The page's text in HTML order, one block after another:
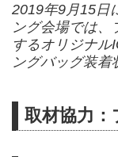
2019年9月15日
ング会場では
するオリジナル
ングバッグ装着
取材協力：